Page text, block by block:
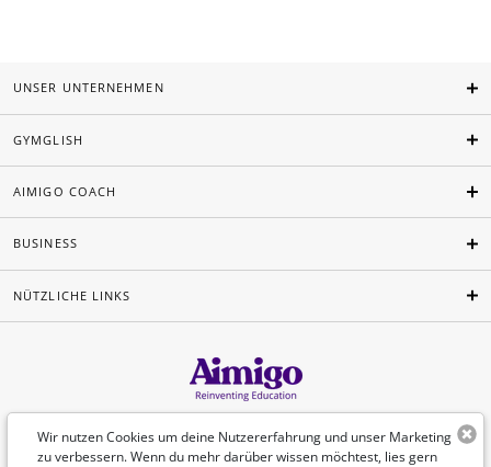
Wir nutzen Cookies um deine Nutzererfahrung und unser Marketing
zu verbessern. Wenn du mehr darüber wissen möchtest, lies gern
UNSER UNTERNEHMEN
GYMGLISH
AIMIGO COACH
BUSINESS
NÜTZLICHE LINKS
Deutsch